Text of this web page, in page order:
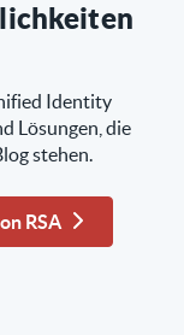
Identity
Lösungen, die
stehen.
RSA